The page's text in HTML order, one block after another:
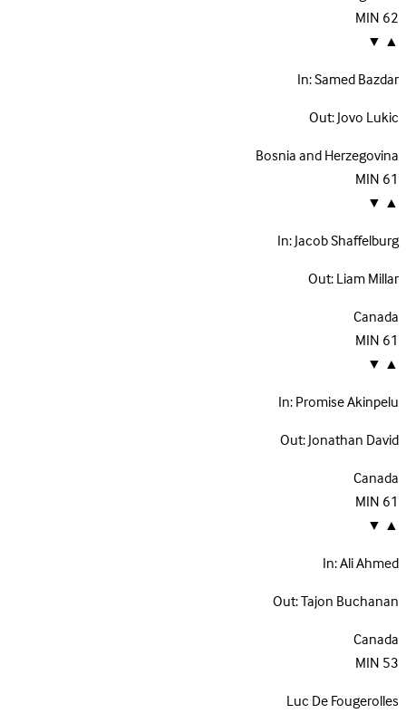
62
MIN
▲
▼
In:Samed Bazdar
Out:Jovo Lukic
Bosnia and Herzegovina
61
MIN
▲
▼
In:Jacob Shaffelburg
Out:Liam Millar
Canada
61
MIN
▲
▼
In:Promise Akinpelu
Out:Jonathan David
Canada
61
MIN
▲
▼
In:Ali Ahmed
Out:Tajon Buchanan
Canada
53
MIN
Luc De Fougerolles